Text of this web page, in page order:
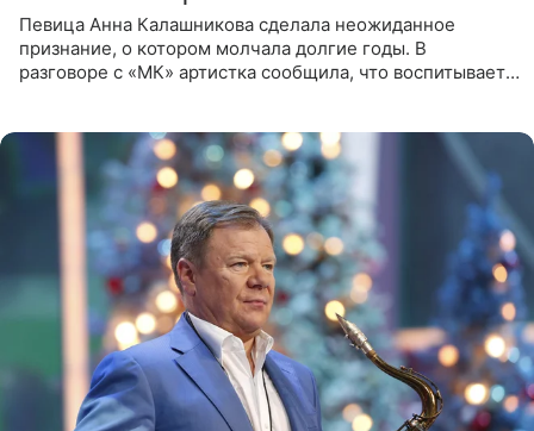
Певица Анна Калашникова сделала неожиданное
признание, о котором молчала долгие годы. В
разговоре с «МК» артистка сообщила, что воспитывает